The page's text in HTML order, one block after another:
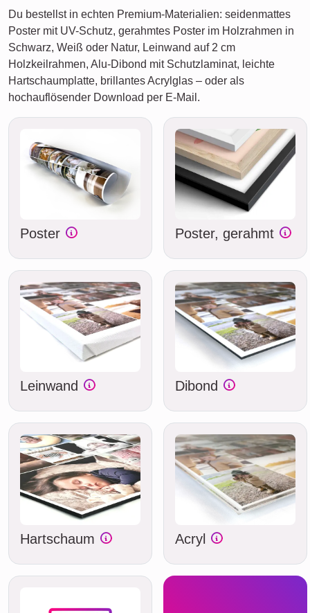
Du bestellst in echten Premium-Materialien: seidenmattes
Poster mit UV-Schutz, gerahmtes Poster im Holzrahmen in
Schwarz, Weiß oder Natur, Leinwand auf 2 cm
Holzkeilrahmen, Alu-Dibond mit Schutzlaminat, leichte
Hartschaumplatte, brillantes Acrylglas – oder als
hochauflösender Download per E-Mail.
Poster Poster, gerahmt
Leinwand Dibond
Hartschaum Acryl